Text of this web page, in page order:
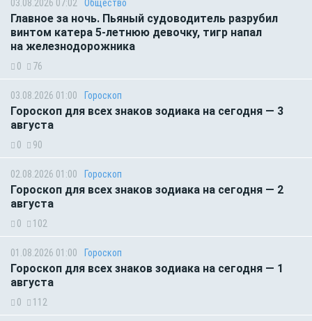
03.08.2026 07:02 Общество
Главное за ночь. Пьяный судоводитель разрубил
винтом катера 5-летнюю девочку, тигр напал
на железнодорожника
0 76
03.08.2026 01:00 Гороскоп
Гороскоп для всех знаков зодиака на сегодня — 3
августа
0 90
02.08.2026 01:00 Гороскоп
Гороскоп для всех знаков зодиака на сегодня — 2
августа
0 102
01.08.2026 01:00 Гороскоп
Гороскоп для всех знаков зодиака на сегодня — 1
августа
0 112